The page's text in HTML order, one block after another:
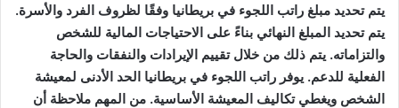
يتم تحديد مبلغ راتب اللجوء في بريطانيا وفقًا لظروف الفرد والأسرة.
يتم تحديد المبلغ النهائي بناءً على الاحتياجات المالية للشخص
والتزاماته. يتم ذلك من خلال تقييم الإيرادات والنفقات والحاجة
الفعلية للدعم. يوفر راتب اللجوء في بريطانيا الحد الأدنى لمعيشة
الشخص ويغطي تكاليف المعيشة الأساسية. من المهم ملاحظة أن